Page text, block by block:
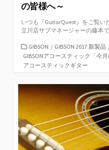
の皆様へ～
いつも『GuitarQuest』をご覧い
立川店サブマネージャーの藤本
カ
テ
ゴ
ー
GIBSON / GIBSON 2017 新製品
GIBSONアコースティック「今月
アコースティックギター